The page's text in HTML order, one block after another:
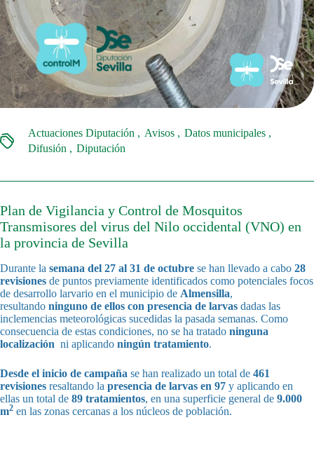
Actuaciones Diputación Avisos
Datos municipales
Difusión
Diputación
Plan de Vigilancia y Control de Mosquitos
Transmisores del virus del Nilo occidental (VNO) en
la provincia de Sevilla
Durante la semana del 27 al 31 de octubre se han llevado a cabo 28
revisiones de puntos previamente identificados como potenciales focos
de desarrollo larvario en el municipio de Almensilla,
resultando ninguno de ellos con presencia de larvas dadas las
inclemencias meteorológicas sucedidas la pasada semanas. Como
consecuencia de estas condiciones, no se ha tratado ninguna
localización ni aplicando ningún tratamiento.
Desde el inicio de campaña se han realizado un total de 461
revisiones resaltando la presencia de larvas en 97 y aplicando en
ellas un total de 89 tratamientos, en una superficie general de 9.000
m2 en las zonas cercanas a los núcleos de población.